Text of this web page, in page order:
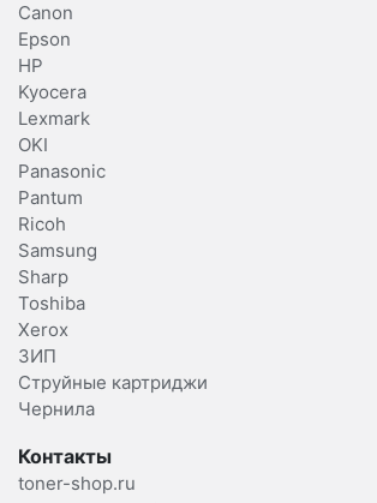
Canon
Epson
HP
Kyocera
Lexmark
OKI
Panasonic
Pantum
Ricoh
Samsung
Sharp
Toshiba
Xerox
ЗИП
Струйные картриджи
Чернила
Контакты
toner-shop.ru